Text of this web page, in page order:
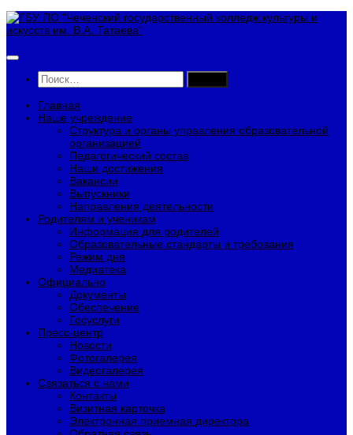
Перейти
к
Найти:
Главная
Наше учреждение
Структура и органы управления образовательной
организацией
Педагогический состав
Наши достижения
Вакансии
Выпускники
Направления деятельности
Родителям и ученикам
Информация для родителей
Образовательные стандарты и требования
Режим дня
Медиатека
Официально
Документы
Обеспечение
Госуслуги
Пресс-центр
Новости
Фотогалерея
Видеогалерея
Связаться с нами
Контакты
Визитная карточка
Электронная приемная директора